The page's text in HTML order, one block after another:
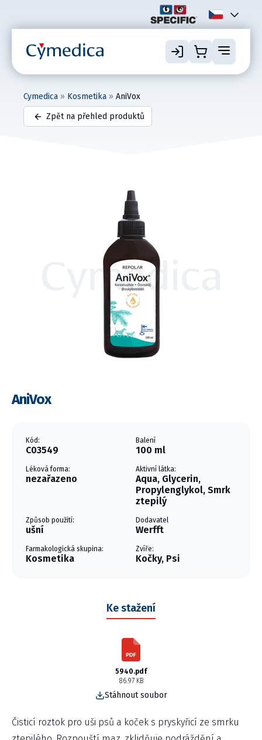
Cymedica » Kosmetika » AniVox
Zpět na přehled produktů
AniVox
Kód:
C03549
Balení
100 ml
Léková forma:
nezařazeno
Aktivní látka:
Aqua, Glycerin,
Propylenglykol, Smrk
ztepilý
Způsob použití:
ušní
Dodavatel
Werfft
Farmakologická skupina:
Kosmetika
Zvíře:
Kočky, Psi
Ke stažení
5940.pdf
86.97 KB
Stáhnout soubor
Čisticí roztok pro uši psů a koček s pryskyřicí ze smrku